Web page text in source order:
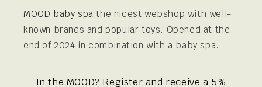
MOOD baby spa the nicest webshop with well-
known brands and popular toys. Opened at the
end of 2024 in combination with a baby spa.
In the MOOD? Register and receive a 5%